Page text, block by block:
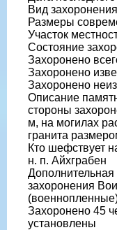
Вид
Размеры
Участок
Состояние
Захоронено
Захоронено
Захоронено
Описание
стороны
м, на могилах
гранита
Кто шефствует
н. п. Айхграбен
захоронения
Захоронено 45
установлены